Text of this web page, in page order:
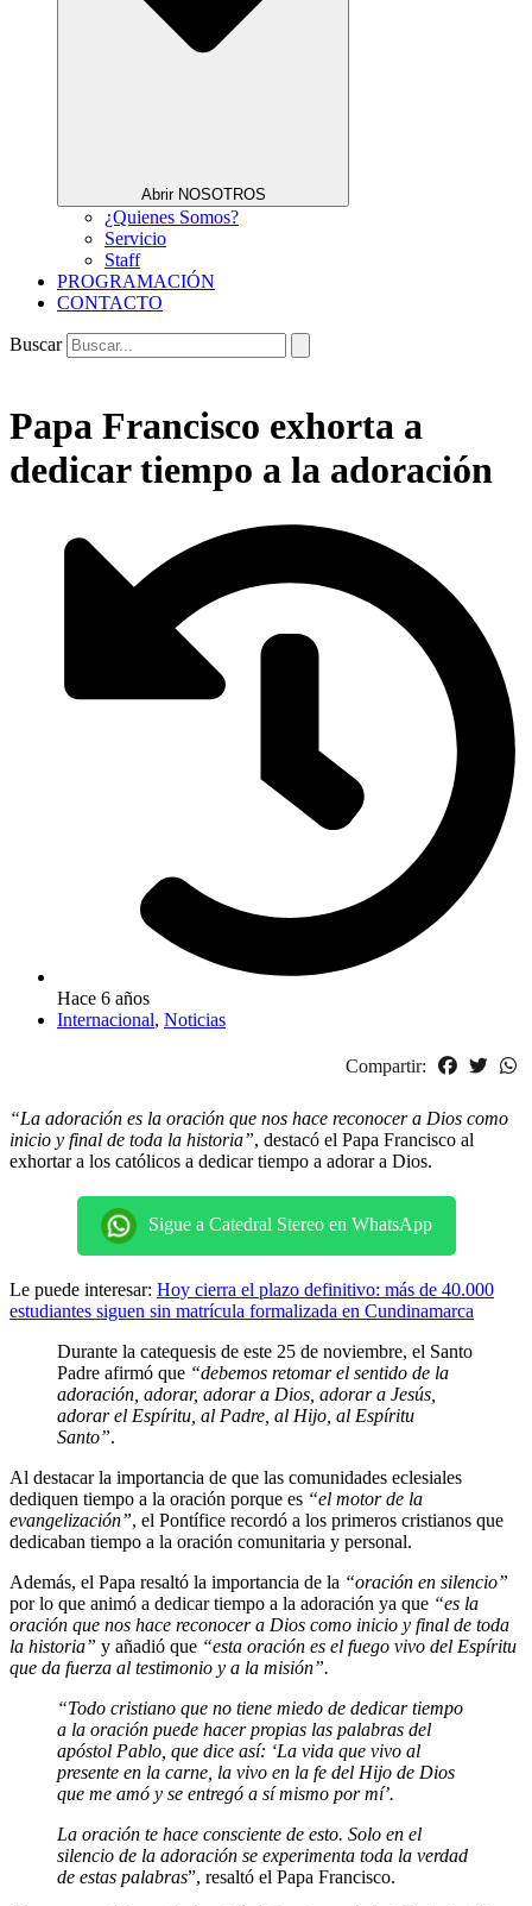
Abrir NOSOTROS
¿Quienes Somos?
Servicio
Staff
PROGRAMACIÓN
CONTACTO
Buscar
Papa Francisco exhorta a
dedicar tiempo a la adoración
Hace 6 años
Internacional, Noticias
Compartir:
“La adoración es la oración que nos hace reconocer a Dios como
inicio y final de toda la historia”, destacó el Papa Francisco al
exhortar a los católicos a dedicar tiempo a adorar a Dios.
Sigue a Catedral Stereo en WhatsApp
Le puede interesar: Hoy cierra el plazo definitivo: más de 40.000
estudiantes siguen sin matrícula formalizada en Cundinamarca
Durante la catequesis de este 25 de noviembre, el Santo
Padre afirmó que “debemos retomar el sentido de la
adoración, adorar, adorar a Dios, adorar a Jesús,
adorar el Espíritu, al Padre, al Hijo, al Espíritu
Santo”.
Al destacar la importancia de que las comunidades eclesiales
dediquen tiempo a la oración porque es “el motor de la
evangelización”, el Pontífice recordó a los primeros cristianos que
dedicaban tiempo a la oración comunitaria y personal.
Además, el Papa resaltó la importancia de la “oración en silencio”
por lo que animó a dedicar tiempo a la adoración ya que “es la
oración que nos hace reconocer a Dios como inicio y final de toda
la historia” y añadió que “esta oración es el fuego vivo del Espíritu
que da fuerza al testimonio y a la misión”.
“Todo cristiano que no tiene miedo de dedicar tiempo
a la oración puede hacer propias las palabras del
apóstol Pablo, que dice así: ‘La vida que vivo al
presente en la carne, la vivo en la fe del Hijo de Dios
que me amó y se entregó a sí mismo por mí’.
La oración te hace consciente de esto. Solo en el
silencio de la adoración se experimenta toda la verdad
de estas palabras”, resaltó el Papa Francisco.